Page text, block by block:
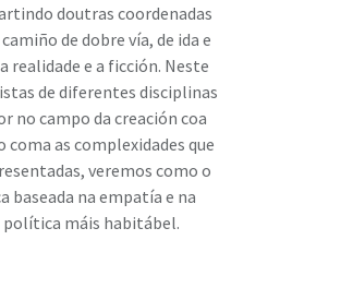
doutras coordenadas
de dobre vía, de ida e
e a ficción. Neste
de diferentes disciplinas
no campo da creación coa
as complexidades que
veremos como o
baseada na empatía e na
política máis habitábel.